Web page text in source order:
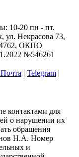
10-20 пн - пт.
ул. Некрасова 73,
ОКПО
№546261
| Telegram |
контактами для
о нарушении их
обращения
Н.А. Номер
и